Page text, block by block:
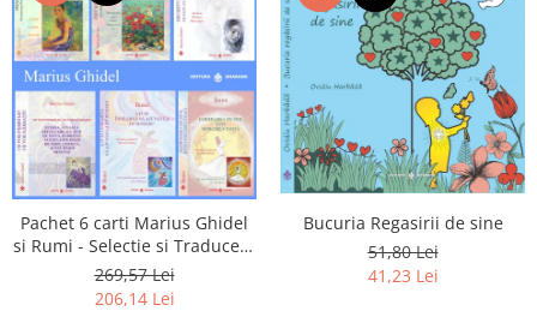
Pachet 6 carti Marius Ghidel
si Rumi - Selectie si Traducere
de Marius Ghidel
269,57 Lei
206,14 Lei
Bucuria Regasirii de sine
51,80 Lei
41,23 Lei